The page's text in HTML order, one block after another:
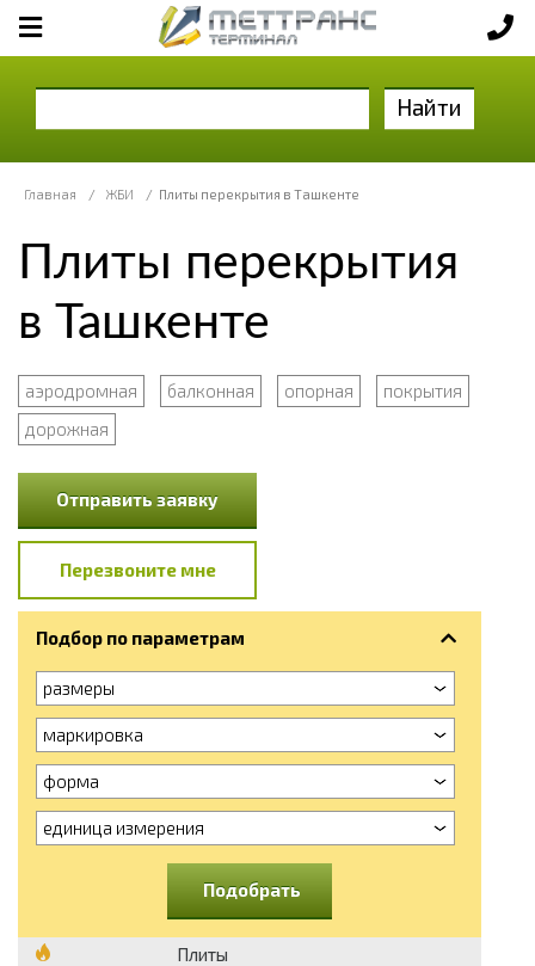
Найти
Главная / ЖБИ / Плиты перекрытия в Ташкенте
Плиты перекрытия
в Ташкенте
аэродромная балконная опорная
покрытия
дорожная
Отправить заявку
Перезвоните мне
Подбор по параметрам
размеры
маркировка
форма
единица измерения
Подобрать
Плиты